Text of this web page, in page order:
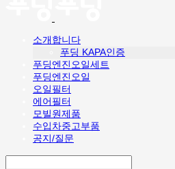
소개합니다
푸딩 KAPA인증
푸딩엔진오일세트
푸딩엔진오일
오일필터
에어필터
모빌원제품
수입차중고부품
공지/질문